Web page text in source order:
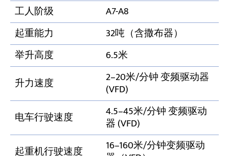
工人阶级
A7-A8
起重能力
32吨（含撒布器）
举升高度
6.5米
升力速度
2–20米/分钟 变频驱动器
(VFD)
电车行驶速度
4.5–45米/分钟 变频驱动
器 (VFD)
起重机行驶速度
16–160米/分钟变频驱动